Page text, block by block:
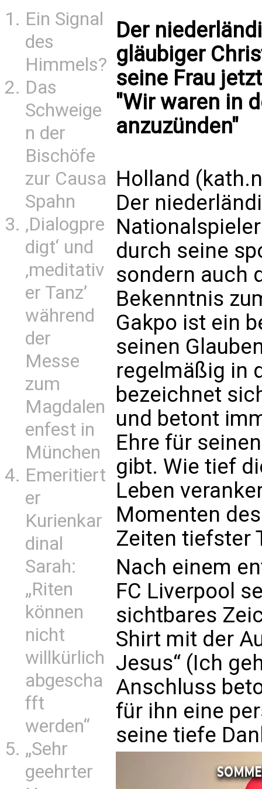
Ein Signal
des
Himmels?
Das
Schweige
n der
Bischöfe
zur Causa
Spahn
‚Dialogpre
digt‘ und
‚meditativ
er Tanz’
während
der
Messe
zum
Magdalen
enfest in
München
Emeritiert
er
Kurienkar
dinal
Sarah:
„Riten
können
nicht
willkürlich
abgescha
fft
werden“
„Sehr
geehrter
Der
gläubiger
seine Frau
"Wir waren in
anzuzünden"
Holland
Der
durch seine
sondern auch
Bekenntnis
Gakpo ist ein
seinen
regelmäßig in
bezeichnet
und betont
Ehre für
gibt. Wie tief
Leben
Momenten
Zeiten tiefster
Nach einem
FC Liverpool
sichtbares
Shirt mit der
Jesus“ (Ich
Anschluss
für ihn eine
seine tiefe